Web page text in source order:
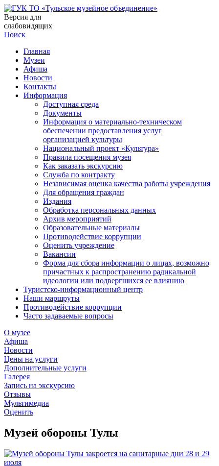
Версия для
слабовидящих
Поиск
Главная
Музеи
Афиша
Новости
Контакты
Информация
Доступная среда
Документы
Информация о материально-техническом
обеспечении предоставления услуг
организацией культуры
Национальный проект «Культура»
Правила посещения музея
Как заказать экскурсию
Служба по контракту
Независимая оценка качества работы учреждения
Для обращения граждан
Издания
Обработка персональных данных
Архив мероприятий
Образовательные материалы
Противодействие коррупции
Оценить учреждение
Вакансии
Форма для сбора информации о лицах, возможно
причастных к распространению радикальной
идеологии или подвергшихся ее влиянию
Туристско-информационный центр
Наши маршруты
Противодействие коррупции
Часто задаваемые вопросы
О музее
Афиша
Новости
Цены на услуги
Дополнительные услуги
Галерея
Запись на экскурсию
Отзывы
Мультимедиа
Оценить
Музей обороны Тулы